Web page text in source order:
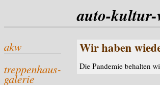
auto-kultur-
akw
treppenhaus-
galerie
Wir haben
Die Pandemie behalten